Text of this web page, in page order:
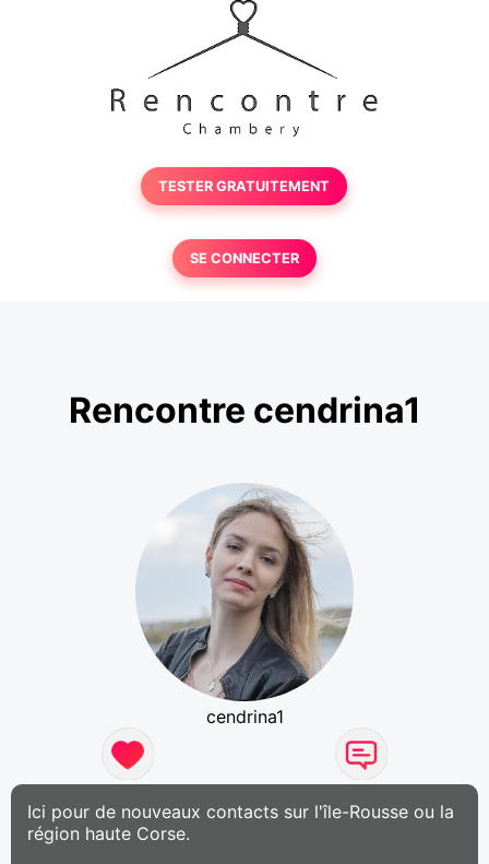
TESTER GRATUITEMENT
SE CONNECTER
Rencontre cendrina1
cendrina1
Ici pour de nouveaux contacts sur l'île-Rousse ou la
région haute Corse.